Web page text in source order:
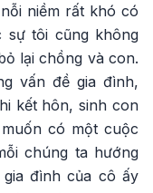
niềm rất khó có
sự tôi cũng không
lại chồng và con.
vấn đề gia đình,
kết hôn, sinh con
có một cuộc
chúng ta hướng
đình của cô ấy